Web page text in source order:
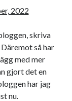
2022
skriva
så har
med mer
gjort det en
har jag
nu.